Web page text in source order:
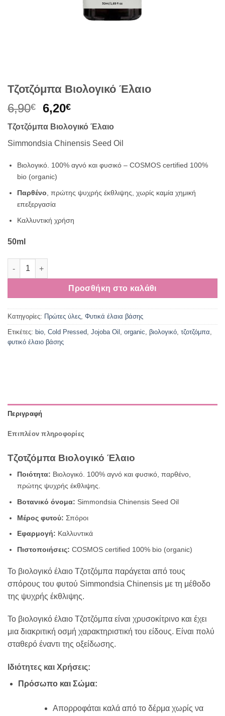
Τζοτζόμπα Βιολογικό Έλαιο
6,90€
Original
was:
6,90€.
6,20€Η
τρέχουσα
τιμή
είναι:
Τζοτζόμπα Βιολογικό Έλαιο
Simmondsia Chinensis Seed Oil
Βιολογικό. 100% αγνό και φυσικό – COSMOS certified 100%
bio (organic)
Παρθένο , πρώτης ψυχρής έκθλιψης, χωρίς καμία χημική
επεξεργασία
Καλλυντική χρήση
50ml
Τζοτζόμπα Βιολογικό Έλαιο ποσότητα
Προσθήκη στο καλάθι
Κατηγορίες: Πρώτες ύλες Φυτικά έλαια βάσης
Ετικέτες: bio Cold Pressed Jojoba Oil organic βιολογικό τζοτζόμπα
φυτικό έλαιο βάσης
Περιγραφή
Επιπλέον πληροφορίες
Τζοτζόμπα Βιολογικό Έλαιο
Ποιότητα: Βιολογικό. 100% αγνό και φυσικό, παρθένο,
πρώτης ψυχρής έκθλιψης.
Βοτανικό όνομα: Simmondsia Chinensis Seed Oil
Μέρος φυτού: Σπόροι
Εφαρμογή: Καλλυντικά
Πιστοποιήσεις: COSMOS certified 100% bio (organic)
Το βιολογικό έλαιο Τζοτζόμπα παράγεται από τους
σπόρους του φυτού Simmondsia Chinensis με τη μέθοδο
της ψυχρής έκθλιψης.
Το βιολογικό έλαιο Τζοτζόμπα είναι χρυσοκίτρινο και έχει
μια διακριτική οσμή χαρακτηριστική του είδους. Είναι πολύ
σταθερό έναντι της οξείδωσης.
Ιδιότητες και Χρήσεις:
Πρόσωπο και Σώμα:
Aπορροφάται καλά από το δέρμα χωρίς να